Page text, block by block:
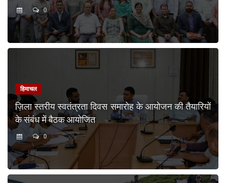
0
हिमाचल
ज़िला स्तरीय स्वतंत्रता दिवस समारोह के आयोजन की तैयारियों
के संबंध में बैठक आयोजित
0